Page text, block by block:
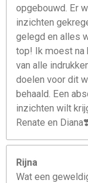
opgebouwd. Er
inzichten
gelegd en alles
top! Ik moest na
van alle
doelen voor dit
behaald. Een
inzichten wilt
Renate en
Rijna
Wat een